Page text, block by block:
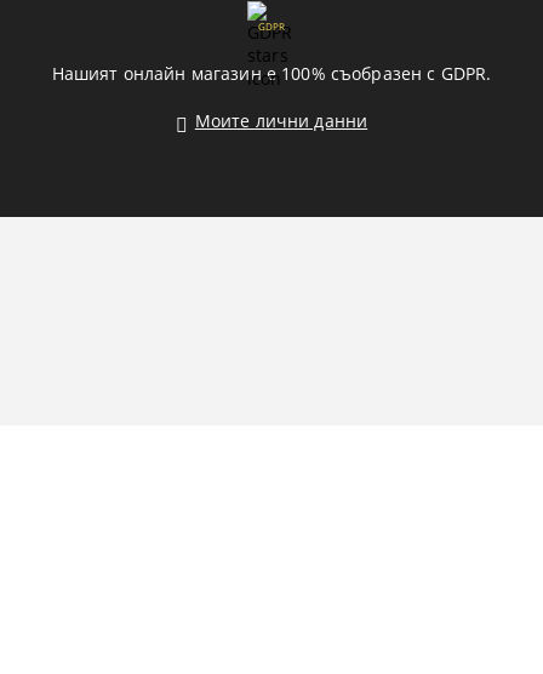
GDPR
Нашият онлайн магазин е 100% съобразен с GDPR.
Моите лични данни